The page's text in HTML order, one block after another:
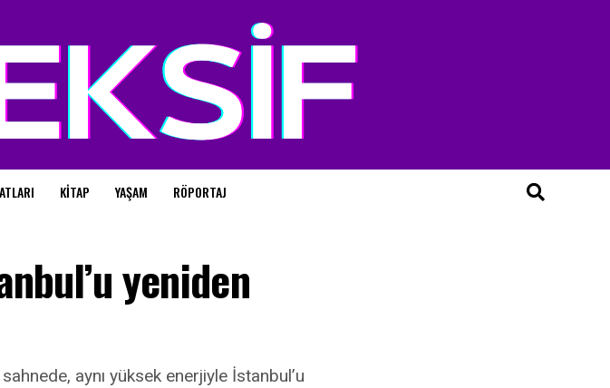
KITAP YAŞAM RÖPORTAJ
yeniden
aynı yüksek enerjiyle İstanbul’u